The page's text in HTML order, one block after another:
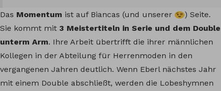
Das Momentum ist auf Biancas (und unserer
) Seite.
Sie kommt mit 3 Meistertiteln in Serie und dem Double
unterm Arm. Ihre Arbeit übertrifft die ihrer männlichen
Kollegen in der Abteilung für Herrenmoden in den
vergangenen Jahren deutlich. Wenn Eberl nächstes Jahr
mit einem Double abschließt, werden die Lobeshymnen